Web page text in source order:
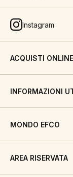
Instagram
ACQUISTI ONLINE
INFORMAZIONI
MONDO EFCO
AREA RISERVATA